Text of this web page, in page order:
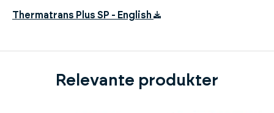
Thermatrans Plus SP - English
Relevante produkter